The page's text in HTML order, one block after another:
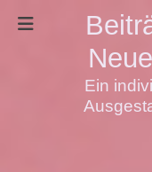
Ein